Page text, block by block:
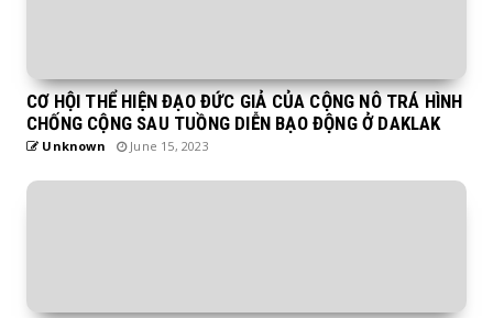
CƠ HỘI THỂ HIỆN ĐẠO ĐỨC GIẢ CỦA CỘNG NÔ TRÁ HÌNH
CHỐNG CỘNG SAU TUỒNG DIỄN BẠO ĐỘNG Ở DAKLAK
Unknown June 15, 2023